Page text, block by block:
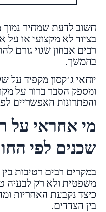
חשוב לדעת שמחיר נמוך
בציוד לא מקצועי או על
רבים אבחון שגוי גורם
בהמשך.
יוחאי ג’קסון מקפיד על
ומספק הסבר ברור על
והפתרונות האפשריים
מי אחראי על
שכנים לפי
במקרים רבים רטיבות
משפטית ולא רק לבעיה
כיצד נקבעת האחריות
בין הצדדים.